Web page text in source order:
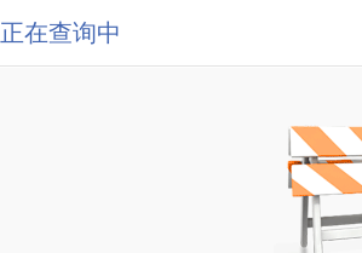
正在查询中